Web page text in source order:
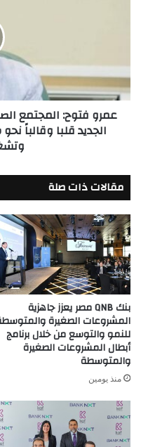
البنك
المركزي
الجديد
ثابتة
ومحفزة
للإنتاج
وتشغيل
المصانع
عمرو فتوح: المجتمع
الجديد قلبا وقالباً
مقالات ذات صلة
بنك QNB مصر يعزز جاهزية
المشروعات الصغيرة
للنمو والتوسع من خلال برنامج
أبطال المشروعات الصغيرة
والمتوسطة
منذ يومين